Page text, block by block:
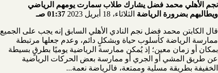
نجم الأهلي محمد فضل يشارك طلاب سمارت يومهم الرياضي
ويطالبهم بضرورة الرياضة الثلاثاء، 18 أبريل 2023 01:37 صـ
قال الكابتن محمد فضل نجم النادي الأهلي السابق إنه يجب على الجميع
ممارسة الرياضة كأسلوب حياة وبشكلٍ دائم، وعدم جعلها مرتبطة
بمكان أو زمان معين؛ إذ يُمكن ممارسة الرياضية يوميًا بطرقٍ بسيطة
عن طريق المشي أو الجري أو ممارسة بعض الحركات الرياضية
الخفيفة بطريقة مسلية وممتعة، فالرياضة نعمة...